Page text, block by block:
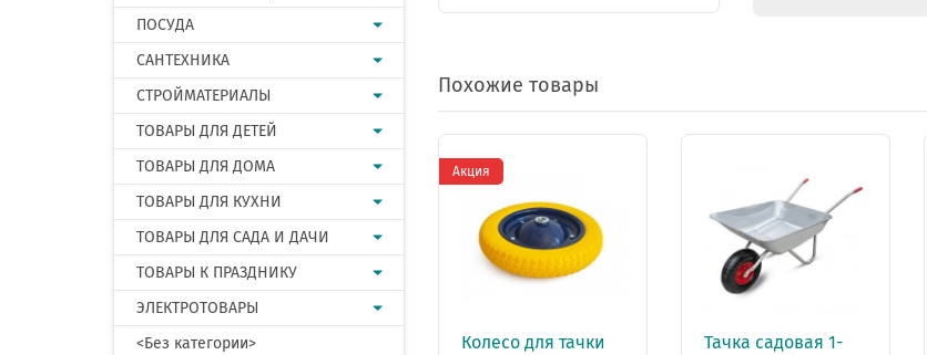
ПОСУДА
САНТЕХНИКА
СТРОЙМАТЕРИАЛЫ
ТОВАРЫ ДЛЯ ДЕТЕЙ
ТОВАРЫ ДЛЯ ДОМА
ТОВАРЫ ДЛЯ КУХНИ
ТОВАРЫ ДЛЯ САДА И ДАЧИ
ТОВАРЫ К ПРАЗДНИКУ
ЭЛЕКТРОТОВАРЫ
<Без категории>
Похожие товары
Колесо для тачки
Акция
Тачка садовая 1-